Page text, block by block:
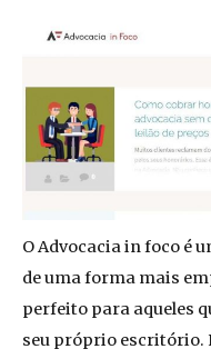
O Advocacia in foco é
de uma forma mais
perfeito para aqueles
seu próprio escritório.